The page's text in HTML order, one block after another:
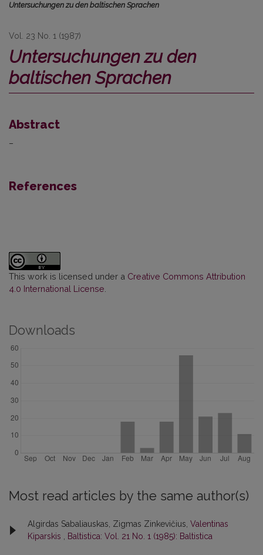
Untersuchungen zu den baltischen Sprachen
Vol. 23 No. 1 (1987)
Untersuchungen zu den
baltischen Sprachen
Abstract
–
References
This work is licensed under a Creative Commons Attribution
4.0 International License
Downloads
Most read articles by the same author(s)
Algirdas Sabaliauskas, Zigmas Zinkevičius, Valentinas
Kiparskis
Baltistica: Vol. 21 No. 1 (1985): Baltistica